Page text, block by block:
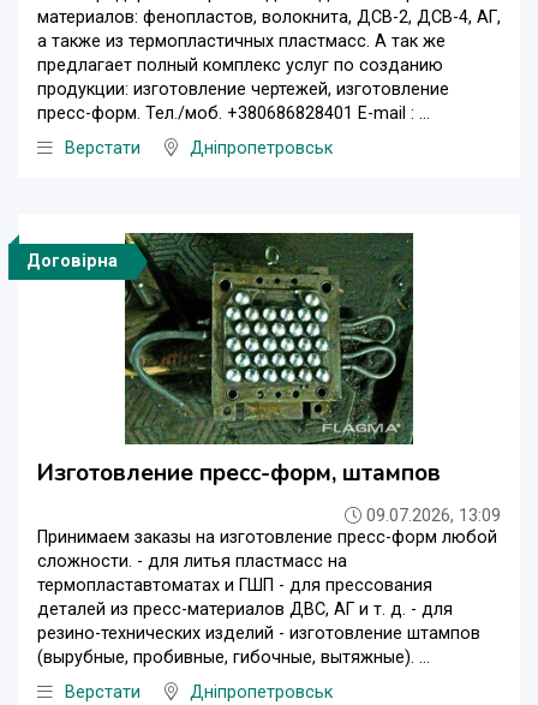
материалов: фенопластов, волокнита, ДСВ-2, ДСВ-4, АГ,
а также из термопластичных пластмасс. А так же
предлагает полный комплекс услуг по созданию
продукции: изготовление чертежей, изготовление
пресс-форм. Тел./моб. +380686828401 E-mail : ...
Верстати
Дніпропетровськ
Договірна
Изготовление пресс-форм, штампов
09.07.2026, 13:09
Принимаем заказы на изготовление пресс-форм любой
сложности. - для литья пластмасс на
термопластавтоматах и ГШП - для прессования
деталей из пресс-материалов ДВС, АГ и т. д. - для
резино-технических изделий - изготовление штампов
(вырубные, пробивные, гибочные, вытяжные). ...
Верстати
Дніпропетровськ